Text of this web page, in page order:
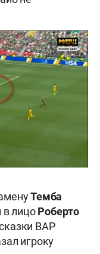
Темба
в лицоРоберто
ВАР
игроку